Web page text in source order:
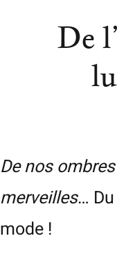
De
De nos
merveilles…
mode !